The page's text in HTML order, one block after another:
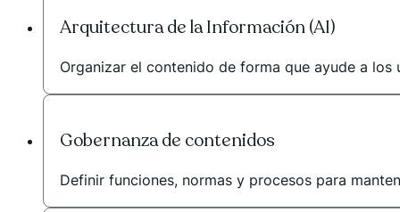
Arquitectura de la Información (AI)
Organizar el contenido de forma que ayude a
Gobernanza de contenidos
Definir funciones, normas y procesos para